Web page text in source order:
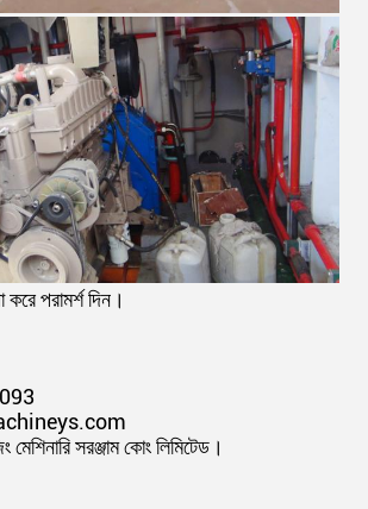
পরামর্শ দিন।
মেশিনারি সরঞ্জাম কোং লিমিটেড।